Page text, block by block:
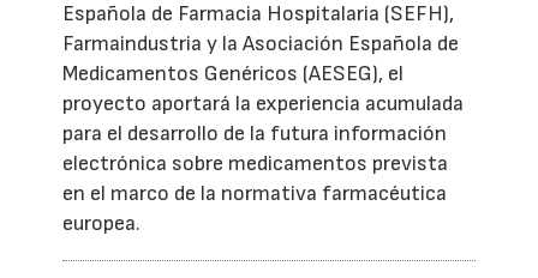
Española de Farmacia Hospitalaria (SEFH),
Farmaindustria y la Asociación Española de
Medicamentos Genéricos (AESEG), el
proyecto aportará la experiencia acumulada
para el desarrollo de la futura información
electrónica sobre medicamentos prevista
en el marco de la normativa farmacéutica
europea.